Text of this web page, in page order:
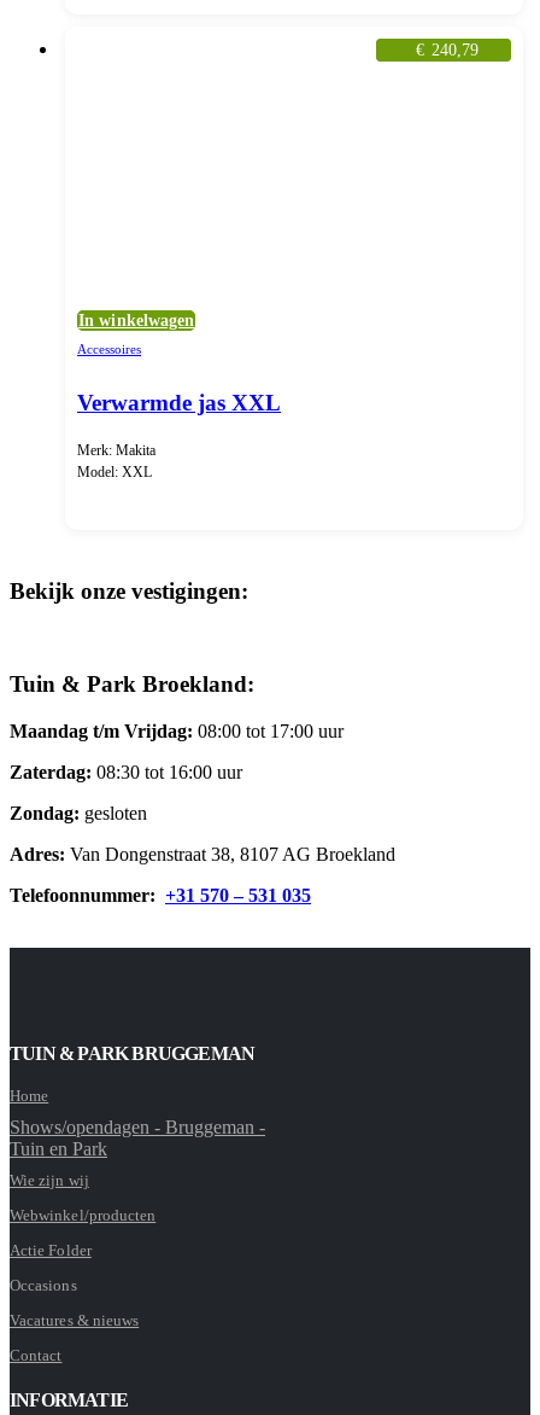
€ 240,79
In winkelwagen
Accessoires
Verwarmde jas XXL
Merk: Makita
Model: XXL
Bekijk onze vestigingen:
Tuin & Park Broekland:
Maandag t/m Vrijdag: 08:00 tot 17:00 uur
Zaterdag: 08:30 tot 16:00 uur
Zondag: gesloten
Adres: Van Dongenstraat 38, 8107 AG Broekland
Telefoonnummer: +31 570 – 531 035
TUIN & PARK BRUGGEMAN
Home
Shows/opendagen - Bruggeman -
Tuin en Park
Wie zijn wij
Webwinkel/producten
Actie Folder
Occasions
Vacatures & nieuws
Contact
INFORMATIE